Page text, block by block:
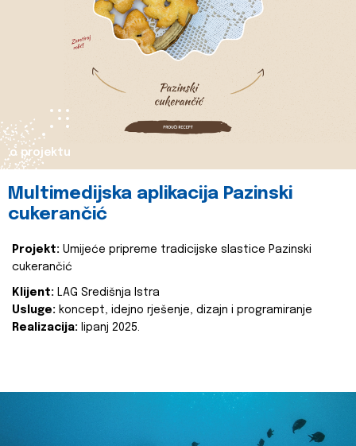
o projektu
Multimedijska aplikacija Pazinski
cukerančić
Projekt: Umijeće pripreme tradicijske slastice Pazinski
cukerančić
Klijent: LAG Središnja Istra
Usluge: koncept, idejno rješenje, dizajn i programiranje
Realizacija: lipanj 2025.